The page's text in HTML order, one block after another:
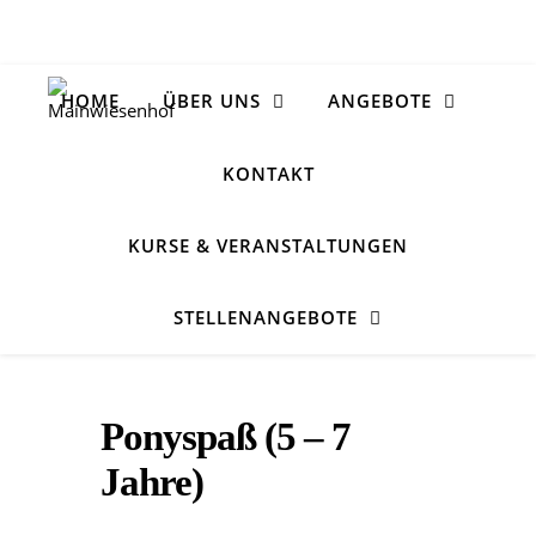
HOME ÜBER UNS ANGEBOTE
KONTAKT
KURSE & VERANSTALTUNGEN
STELLENANGEBOTE
Ponyspaß (5 – 7
Jahre)